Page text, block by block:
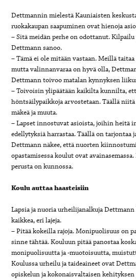
Dettmannin mielestä Kauniaisten
ruokakaupan saapuminen ovat hienoja
– Sitä meidän perhe on odottanut. Kilpailu
Dettmann sanoo.
– Tämä ei ole mitään vastaan. Meillä
mutta valinnanvaraa on hyvä olla,
Dettmann toivoo matalan kynnyksen
– Toivoisin ylipäätään kaikilta kunnilta,
höntsäilypaikkoja arvostetaan. Täällä
mäkeä ja muuta.
– Lapset innostuvat asioista, joihin heitä
edellytyksiä harrastaa. Täällä on tarjontaa
Dettmann näkee, että nuorten
opastamisessa koulut ovat
perusta on kunnossa.
Koulu auttaa haasteisiin
Lapsia ja nuoria urheilijanalkuja
kaikkea, eri lajeja.
– Pitää kokeilla rajoja. Monipuolisuus on
sinne tähtää. Kouluun pitää panostaa
monipuolisuutta ja -muotoisuutta,
Koulussa urheilu ja taideaineet ovat
opiskelun ja kokonaisvaltaisen